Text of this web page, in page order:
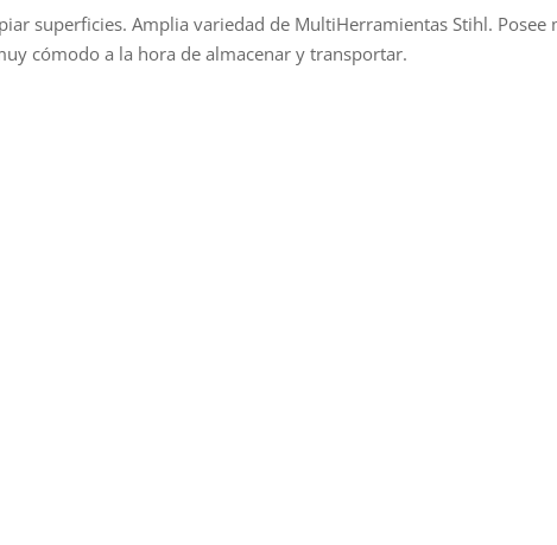
superficies. Amplia variedad de MultiHerramientas Stihl. Posee
cómodo a la hora de almacenar y transportar.